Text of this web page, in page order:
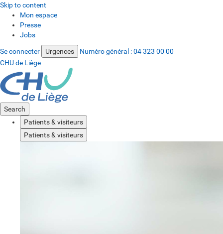
Skip to content
Mon espace
Presse
Jobs
Se connecter Urgences Numéro général :04 323 00 00
CHU de Liège
Search
Patients & visiteurs
Patients & visiteurs